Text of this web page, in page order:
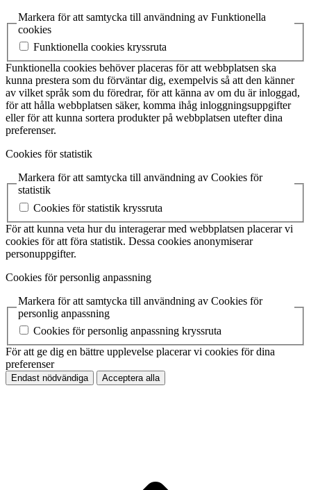
Markera för att samtycka till användning av Funktionella
cookies
Funktionella cookies kryssruta
Funktionella cookies behöver placeras för att webbplatsen ska
kunna prestera som du förväntar dig, exempelvis så att den känner
av vilket språk som du föredrar, för att känna av om du är inloggad,
för att hålla webbplatsen säker, komma ihåg inloggningsuppgifter
eller för att kunna sortera produkter på webbplatsen utefter dina
preferenser.
Cookies för statistik
Markera för att samtycka till användning av Cookies för
statistik
Cookies för statistik kryssruta
För att kunna veta hur du interagerar med webbplatsen placerar vi
cookies för att föra statistik. Dessa cookies anonymiserar
personuppgifter.
Cookies för personlig anpassning
Markera för att samtycka till användning av Cookies för
personlig anpassning
Cookies för personlig anpassning kryssruta
För att ge dig en bättre upplevelse placerar vi cookies för dina
preferenser
Endast nödvändiga Acceptera alla